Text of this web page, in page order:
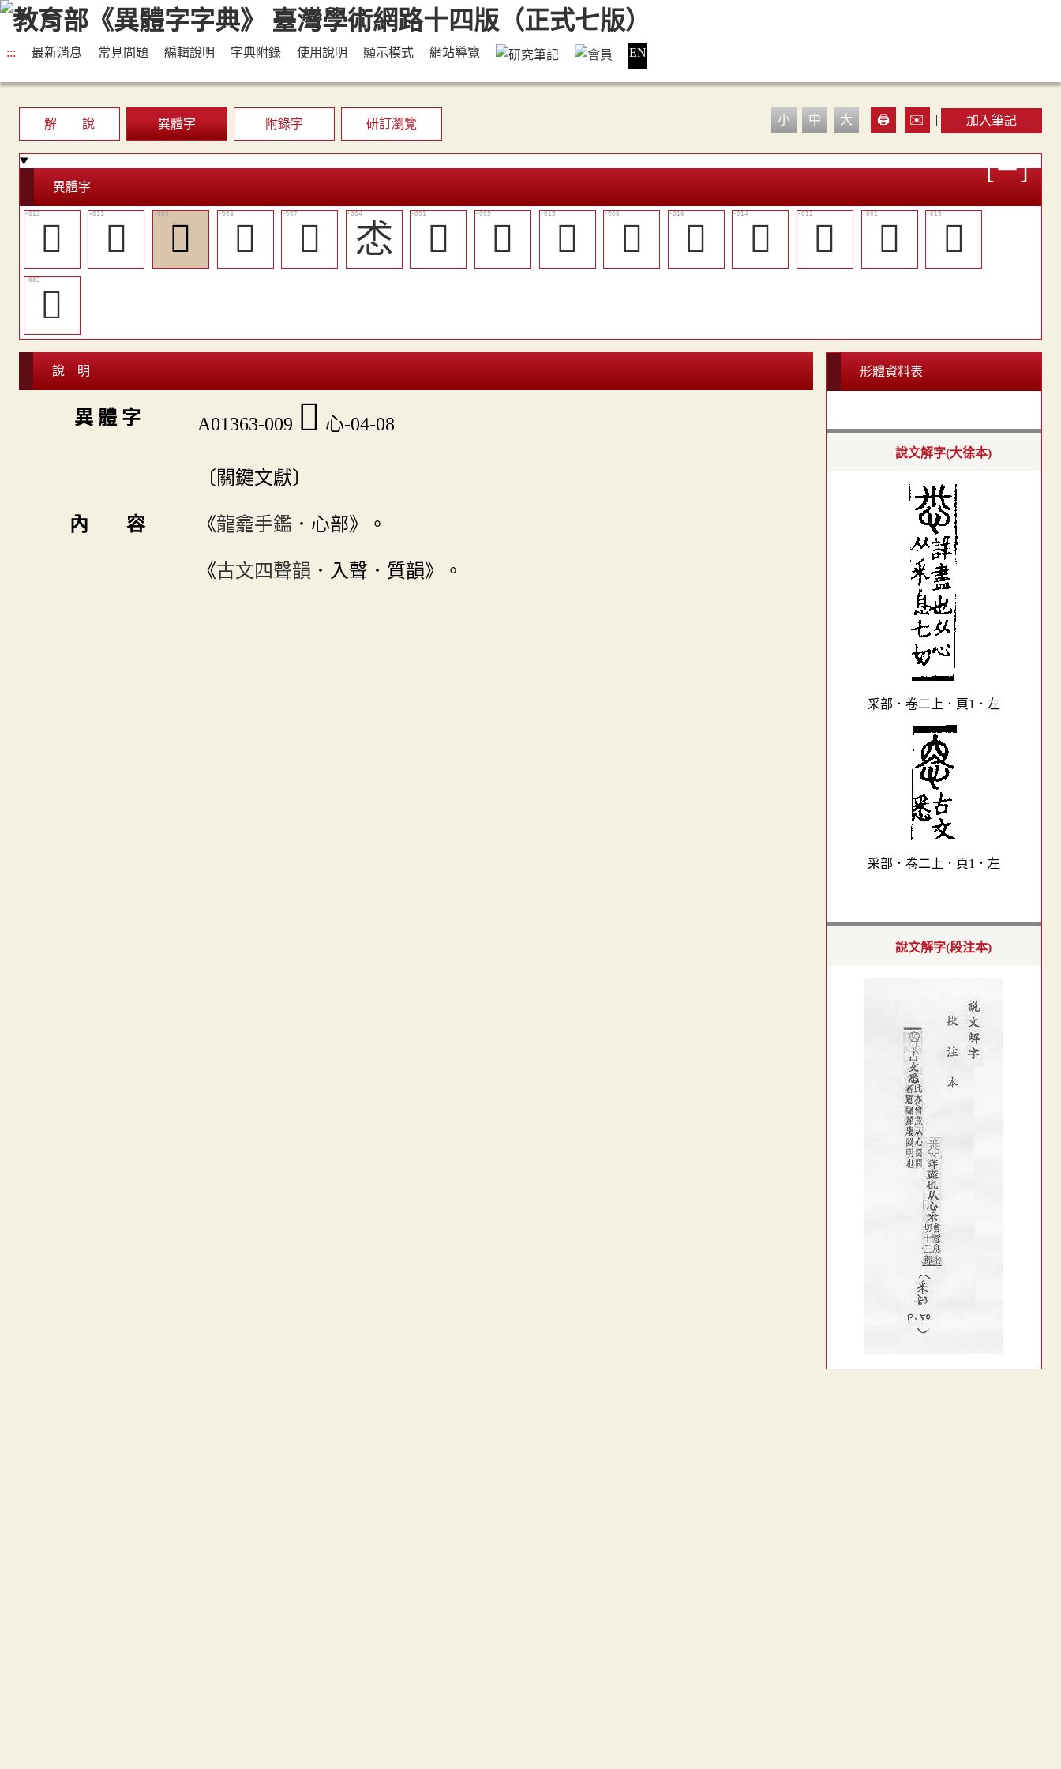
::: 最新消息 常見問題 編輯說明 字典附錄 使用說明 顯示模式 網站導覽 EN
解 說 異體字 附錄字 研訂瀏覽 小 中 大 | 🖨️ ✉️ | 加入筆記
異體字
󱾲 󱾰 󱾮 󱾭 󱾬 怸 𢘻 𢙍 󱾴 𢚊 󱾵 󱾳 󱾱 󱾫
󱾯
𢝕
說 明
異 體 字 A01363-009 󱾮 心-04-08
內 容
〔關鍵文獻〕
《龍龕手鑑 ．心部》。
《古文四聲韻 ．入聲．質韻》。
形體資料表
說文解字(大徐本)
采部．卷二上．頁1．左
采部．卷二上．頁1．左
說文解字(段注本)